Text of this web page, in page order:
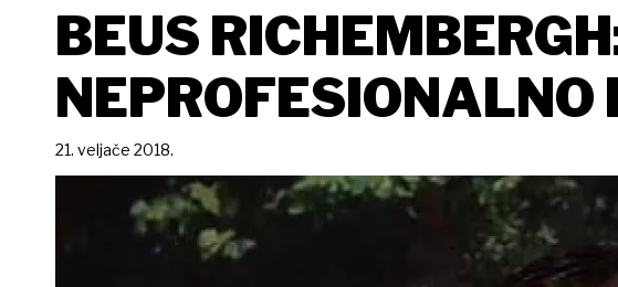
BEUS
NEPROFESIONALNO
21. veljače 2018.